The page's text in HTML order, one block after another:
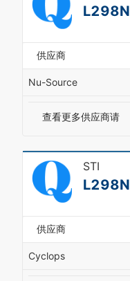
L298N
供应商
Nu-Source
查看更多供应商请
STI
L298N
供应商
Cyclops